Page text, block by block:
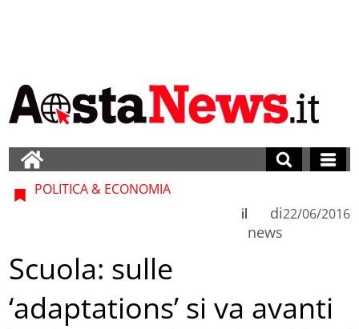
POLITICA & ECONOMIA
di
news
il 22/06/2016
Scuola: sulle
‘adaptations’ si va avanti